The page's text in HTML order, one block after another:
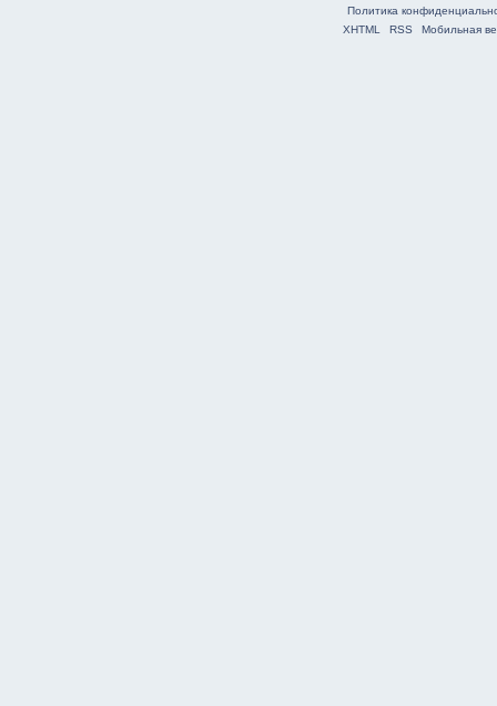
Политика
XHTML
RSS Мобильная